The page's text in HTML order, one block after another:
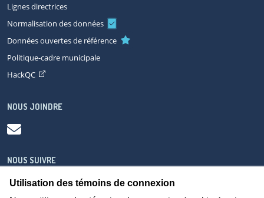
Utilisation des témoins de connexion
Lignes directrices
Normalisation des données
Données ouvertes de référence
Politique-cadre municipale
HackQC
NOUS JOINDRE
NOUS SUIVRE